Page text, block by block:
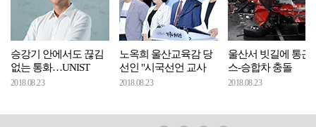
승강기 안에서도 끊김
없는 통화…UNIST
2018.08.23
노옥희 울산교육감 당
선인 "시국선언 교사
2018.08.23
울산서 빗길에 통근
스-승합차 충돌
2018.08.23